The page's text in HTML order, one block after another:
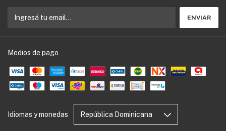
Medios de pago
Idiomas y monedas